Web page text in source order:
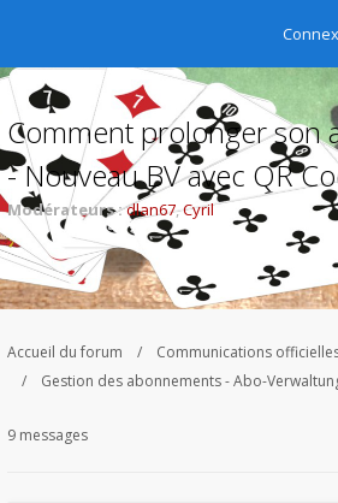
Comment prolonger son
- Nouveau BV avec QR
Modérateurs :dlan67,Cyril
Accueil du forum
Communications
Gestion des abonnements - Abo-
9 messages